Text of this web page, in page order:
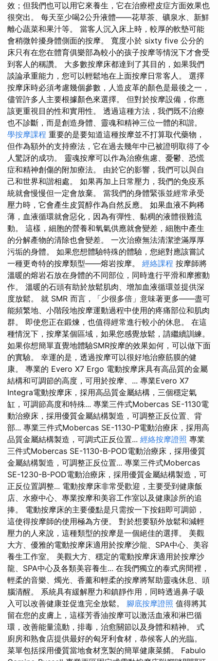
效；但我們也可以用它來養生，它在治療橙皮症方面效果也
很突出。 每天至少喝2公升液體——花草茶、礦泉水、新鮮
離心蔬菜和果汁等。 當客人沉入床上時，較厚的軟墊可能
會稍微幹擾身體側面的按摩。 寬度小於 sixty five 公分的
床只有在您在體育俱樂部為較小的孩子按摩等情況下才會受
到客人的稱讚。 大多數按摩床都達到了其目的，如果我們
談論承重能力，您可以輕鬆地在上面按摩日常客人。 選擇
按摩床時必須考慮幾個參數，人造皮革的顏色是最後之一，
儘管許多人主要根據顏色來選擇。 但對於按摩設備，你應
該更重視目的性和實用性。 透過這種方法，我們既不治療
也不診斷，而是創造身體、靈魂和精神三位一體的和諧。
學按摩課程 重要的是要知道這種按摩並不打算取代藥物，
但作為額外的支持療法，它在過去幾年中已被證明取得了令
人驚訝的成功。 靈魂按摩可以作為治療焦慮、憂鬱、恐慌
症和精神創傷的附加療法。 由於它的影響，我們可以與自
己和世界和諧相處。 如果再加上日常壓力，我們的免疫系
統就會慢慢但一定會放棄。 當我們的身體緊張並經常承受
壓力時，它會產生皮質醇作為自然反應。 如果血液不夠稀
薄，血液循環就會惡化，因為有彈性、黏稠的液體很難流
動。 這樣，細胞的營養和氧氣供應就會變差，細胞中產生
的分解產物的清除也會變差。 一次治療無法清潔塗滿厚厚
污垢的身體。 如果您想體驗特殊的體驗，您絕對應該嘗試
一種更奇特的按摩類型——熔岩按摩。 經絡課程 按摩師將
溫暖的熔岩石放在身體的不同部位，同時進行平滑和摩擦動
作。 溫暖的石頭有助於放鬆肌肉、增加血液循環並提供深
度放鬆。 就 SMR 而言，「少很多倍」意味著更多——盡可
能頻繁地、小階段地按摩運動過程中使用的疼痛部位和肌肉
群。 即使您正在鍛煉，也值得經常進行較小的休息。 在這
種情況下，按摩某個區域，如果您感覺放鬆，請繼續訓練。
如果你想簡單直覺地體驗SMR按摩的效果如何，可以做下面
的實驗。 幸運的是，透過按摩可以很好地治療筋膜的健
康。 專業的 Evero X7 Ergo 電動按摩床具有高品質的金屬
結構和可調節的高度，可用於按摩、... 專業Evero X7
Integra電動按摩床，採用高品質金屬結構，三個穩定氣
缸，可調節高度和特殊... 專業三件式Mobercas SE-1130電
動治療床，採用優質金屬結構製造，可調整正反位置、背
部... 專業三件式Mobercas SE-1130-P電動治療床，採用高
品質金屬結構製造，可調式正反位置... 經絡按摩證照 專業
三件式Mobercas SE-1130-B-POD電動治療床，採用優質
金屬結構製造，可調整正反位置... 專業三件式Mobercas
SE-1230-B-POD電動治療床，採用優質金屬結構製造，可
正反位置調整... 電動按摩床非常受歡迎，主要受到健康飯
店、水療中心、專業按摩和美容工作室以及健康診所的追
捧。 電動按摩床的主要優點是只需按一下按鈕即可調節，
這使得按摩師的使用極為方便。 對於想要額外放鬆和減輕
壓力的人來說，這種類型的按摩是一個絕佳的選擇。 美觀
大方、優雅的電動按摩床適用於按摩沙龍、SPA中心、美容
養生工作室。 美觀大方、穩定的電動按摩床適用於按摩沙
龍、SPA中心及各類美容養生... 在我們獨立的泰式房間裡，
輕柔的音樂、燭光、香薰和輕柔的按摩將幫助靈魂休息、頭
腦清醒。 系統具有緩解壓力和鎮靜作用，同時透過鼻子吸
入可以改善健康並促進完全放鬆。 腳底按摩證照 值得將其
留在您的皮膚上，這樣芳香油按摩可以激活血液和淋巴循
環，改善能量流動，排毒，治愈關節以及身體和精神。 式
廚房和熟食店提供最好的匈牙利食材，恭候客人的光臨。
菜單包括採用優質當地食材烹製的簡單健康菜餚。 Fabulo